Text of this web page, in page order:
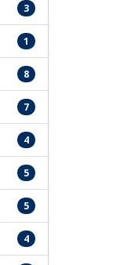
3
1
8
7
4
5
5
4